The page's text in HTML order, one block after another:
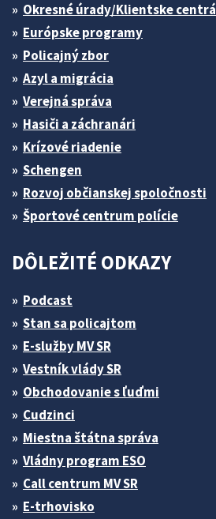
Okresné úrady/Klientske centrá
Európske programy
Policajný zbor
Azyl a migrácia
Verejná správa
Hasiči a záchranári
Krízové riadenie
Schengen
Rozvoj občianskej spoločnosti
Športové centrum polície
DÔLEŽITÉ ODKAZY
Podcast
Stan sa policajtom
E-služby MV SR
Vestník vlády SR
Obchodovanie s ľuďmi
Cudzinci
Miestna štátna správa
Vládny program ESO
Call centrum MV SR
E-trhovisko